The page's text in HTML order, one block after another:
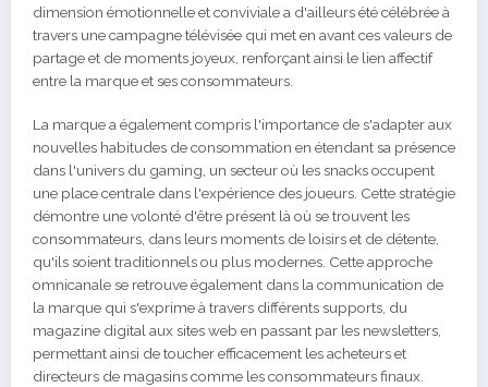
dimension émotionnelle et conviviale a d'ailleurs été célébrée à
travers une campagne télévisée qui met en avant ces valeurs de
partage et de moments joyeux, renforçant ainsi le lien affectif
entre la marque et ses consommateurs.
La marque a également compris l'importance de s'adapter aux
nouvelles habitudes de consommation en étendant sa présence
dans l'univers du gaming, un secteur où les snacks occupent
une place centrale dans l'expérience des joueurs. Cette stratégie
démontre une volonté d'être présent là où se trouvent les
consommateurs, dans leurs moments de loisirs et de détente,
qu'ils soient traditionnels ou plus modernes. Cette approche
omnicanale se retrouve également dans la communication de
la marque qui s'exprime à travers différents supports, du
magazine digital aux sites web en passant par les newsletters,
permettant ainsi de toucher efficacement les acheteurs et
directeurs de magasins comme les consommateurs finaux.